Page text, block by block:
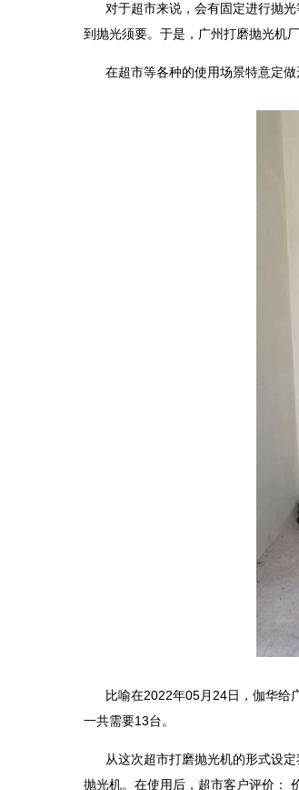
对于超市来说，会有固定进行抛
到抛光须要。于是，广州打磨抛光机
在超市等各种的使用场景特意定
比喻在2022年05月24日，伽华给
一共需要13台。
从这次超市打磨抛光机的形式设
抛光机。在使用后，超市客户评价：